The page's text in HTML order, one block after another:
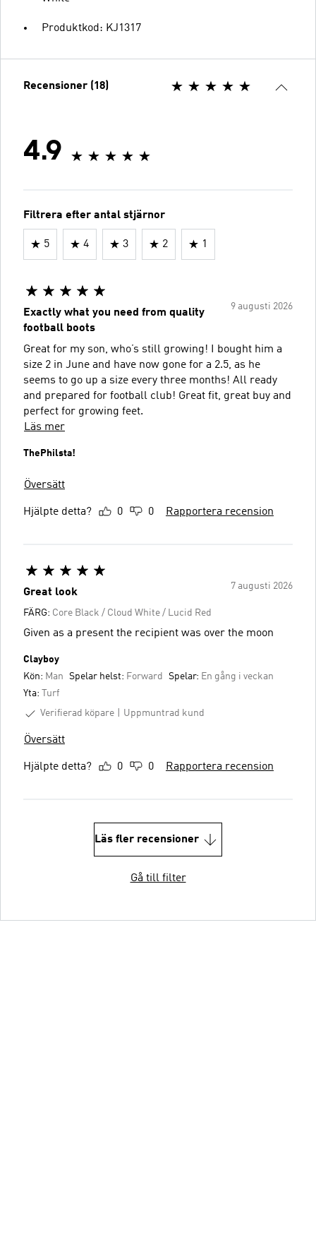
Produktkod: KJ1317
Recensioner (18)
4.9
Filtrera efter antal stjärnor
5 4 3 2 1
9 augusti 2026
Exactly what you need from quality
football boots
Great for my son, who’s still growing! I bought him a
size 2 in June and have now gone for a 2.5, as he
seems to go up a size every three months! All ready
and prepared for football club! Great fit, great buy and
perfect for growing feet.
Läs mer
ThePhilsta!
Översätt
Hjälpte detta? 0 0 Rapportera recension
7 augusti 2026
Great look
FÄRG: Core Black / Cloud White / Lucid Red
Given as a present the recipient was over the moon
Clayboy
Kön: Man Spelar helst: Forward Spelar: En gång i veckan
Yta:
Turf
Verifierad köpare
Uppmuntrad kund
Översätt
Hjälpte detta? 0 0 Rapportera recension
Läs fler recensioner
Gå till filter